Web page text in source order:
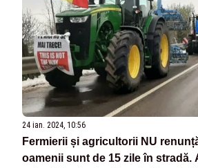
24 ian. 2024, 10:56
Fermierii și agricultorii NU
oamenii sunt de 15 zile în stradă.